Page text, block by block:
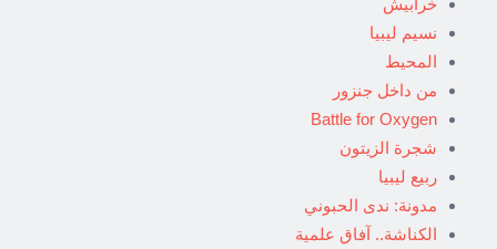
خرابيش
نسيم ليبيا
المحيط
من داخل جنزور
Battle for Oxygen
شجرة الزيتون
ربيع ليبيا
مدونة: ندى الحبوني
الكناشة.. آفاق علمية